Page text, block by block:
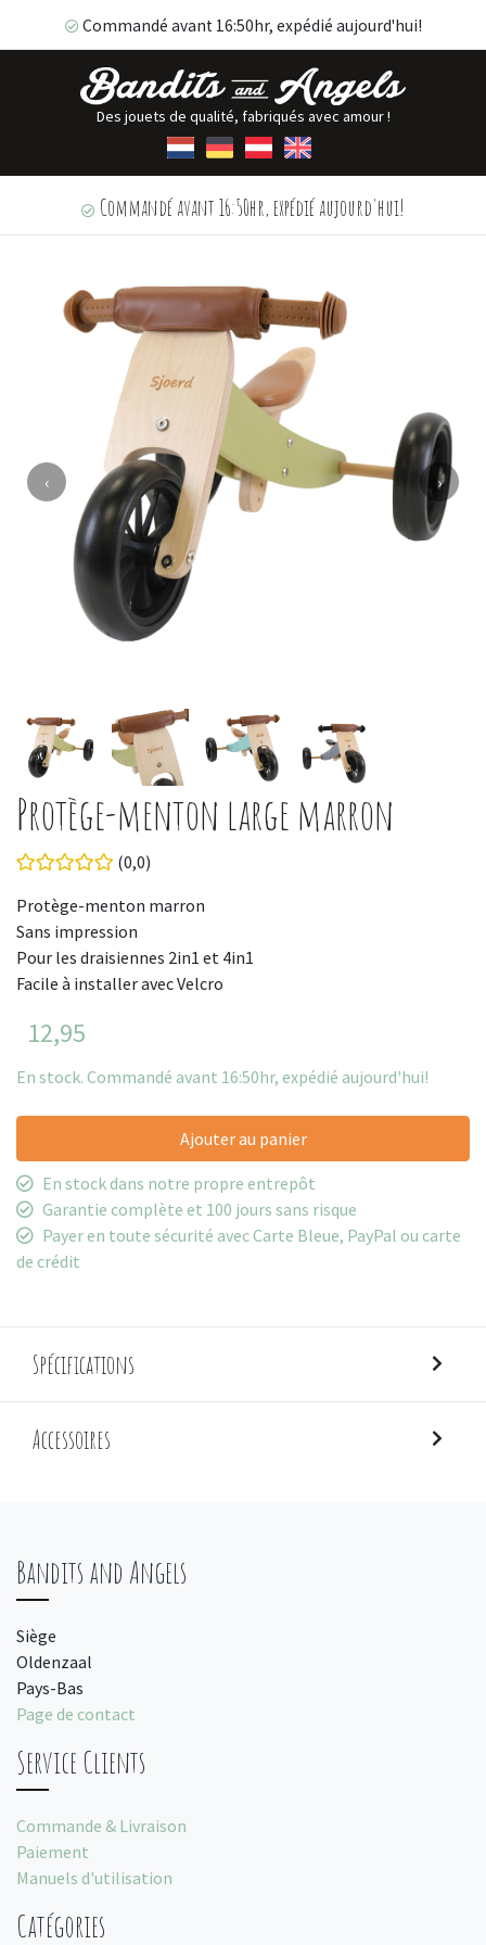
Commandé avant 16:50hr, expédié aujourd'hui!
Des jouets de qualité, fabriqués avec amour !
Commandé avant 16:50hr, expédié aujourd'hui!
‹ ›
Protège-menton large marron
(0,0)
Protège-menton marron
Sans impression
Pour les draisiennes 2in1 et 4in1
Facile à installer avec Velcro
12,95
En stock. Commandé avant 16:50hr, expédié aujourd'hui!
Ajouter au panier
En stock dans notre propre entrepôt
Garantie complète et 100 jours sans risque
Payer en toute sécurité avec Carte Bleue, PayPal ou carte
de crédit
Spécifications
Accessoires
Bandits and Angels
Siège
Oldenzaal
Pays-Bas
Page de contact
Service Clients
Commande & Livraison
Paiement
Manuels d'utilisation
Catégories